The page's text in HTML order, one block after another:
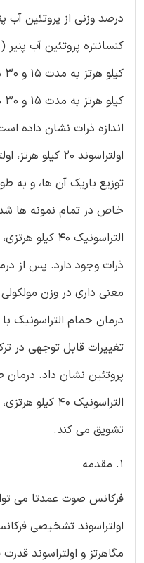
اندازه ذرات نشان داده
اولتراسوند 20
توزیع باریک آن ها، و به
خاص در تمام نمونه ها
التراسونیک 40
معنی داری در وزن
تغییرات قابل توجهی در
التراسونیک
تشویق می کند.
1. مقدمه
فرکانس صوت عمدتا می
اولتراسوند تشخیصی
مگاهرتز و اولتراسوند